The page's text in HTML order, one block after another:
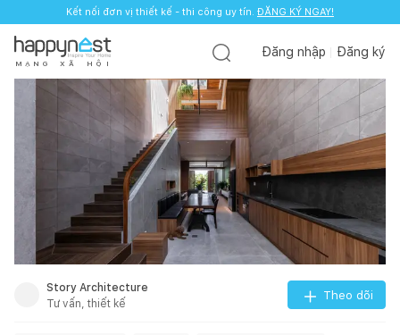
Kết nối đơn vị thiết kế - thi công uy tín. ĐĂNG KÝ NGAY!
M Ạ N G X Ã H Ộ I
Đăng nhập Đăng ký
Story Architecture
Tư vấn, thiết kế
Theo dõi